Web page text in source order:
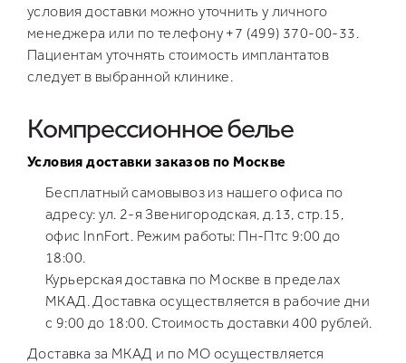
FAQ
Рассрочка
условия доставки можно уточнить у личного
менеджера или по телефону +7 (499) 370-00-33.
Пациентам уточнять стоимость имплантатов
следует в выбранной клинике.
Компрессионное белье
Условия доставки заказов по Москве
Бесплатный самовывоз из нашего офиса по
адресу: ул. 2-я Звенигородская, д.13, стр.15,
офис InnFort. Режим работы: Пн-Птc 9:00 до
18:00.
Курьерская доставка по Москве в пределах
МКАД. Доставка осуществляется в рабочие дни
с 9:00 до 18:00. Стоимость доставки 400 рублей.
Доставка за МКАД и по МО осуществляется